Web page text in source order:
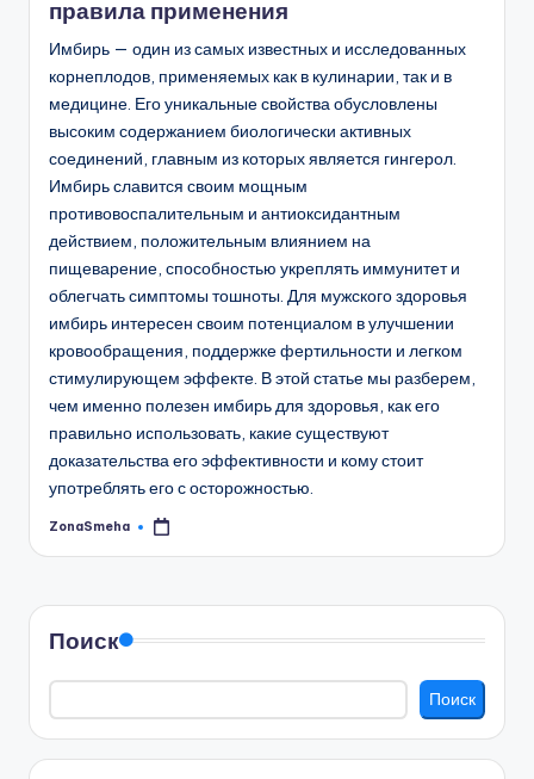
правила применения
Имбирь — один из самых известных и исследованных
корнеплодов, применяемых как в кулинарии, так и в
медицине. Его уникальные свойства обусловлены
высоким содержанием биологически активных
соединений, главным из которых является гингерол.
Имбирь славится своим мощным
противовоспалительным и антиоксидантным
действием, положительным влиянием на
пищеварение, способностью укреплять иммунитет и
облегчать симптомы тошноты. Для мужского здоровья
имбирь интересен своим потенциалом в улучшении
кровообращения, поддержке фертильности и легком
стимулирующем эффекте. В этой статье мы разберем,
чем именно полезен имбирь для здоровья, как его
правильно использовать, какие существуют
доказательства его эффективности и кому стоит
употреблять его с осторожностью.
Запись
ZonaSmeha
Поиск
Поиск